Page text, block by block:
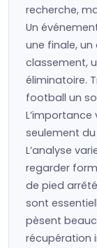
recherche,
Un
une finale,
classement,
éliminatoire.
football un
seulement
L’analyse
regarder
de pied
sont
pèsent
récupération